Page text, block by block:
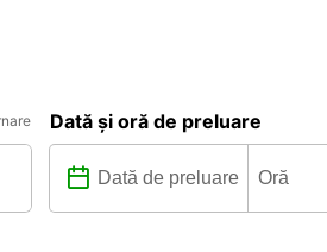
Dată și oră de preluare